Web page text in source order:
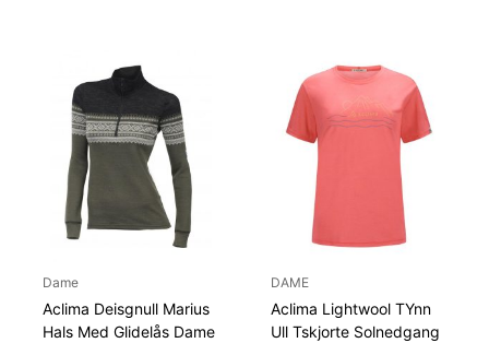
Dame
Aclima Deisgnull Marius
Hals Med Glidelås Dame
DAME
Aclima Lightwool TYnn
Ull Tskjorte Solnedgang